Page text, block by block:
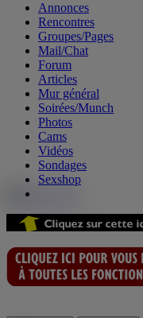
Annonces
Rencontres
Groupes/Pages
Mail/Chat
Forum
Articles
Mur général
Soirées/Munch
Photos
Cams
Vidéos
Sondages
Sexshop